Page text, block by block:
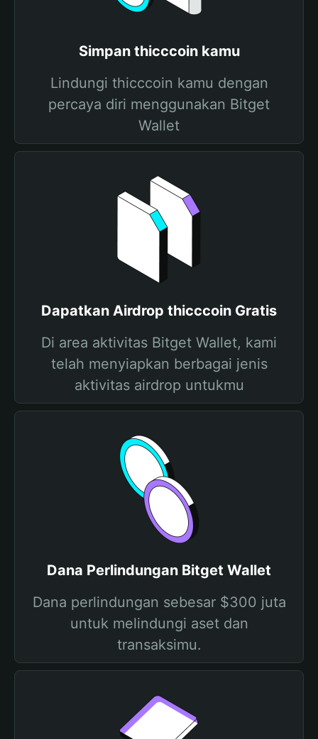
Simpan thicccoin kamu
Lindungi thicccoin kamu dengan
percaya diri menggunakan Bitget
Wallet
Dapatkan Airdrop thicccoin Gratis
Di area aktivitas Bitget Wallet, kami
telah menyiapkan berbagai jenis
aktivitas airdrop untukmu
Dana Perlindungan Bitget Wallet
Dana perlindungan sebesar $300 juta
untuk melindungi aset dan
transaksimu.